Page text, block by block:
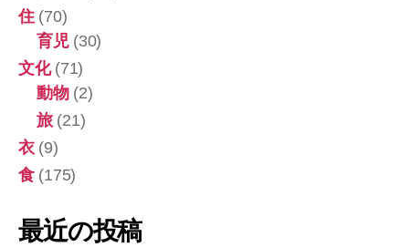
住(70)
育児(30)
文化(71)
動物(2)
旅(21)
衣(9)
食(175)
最近の投稿